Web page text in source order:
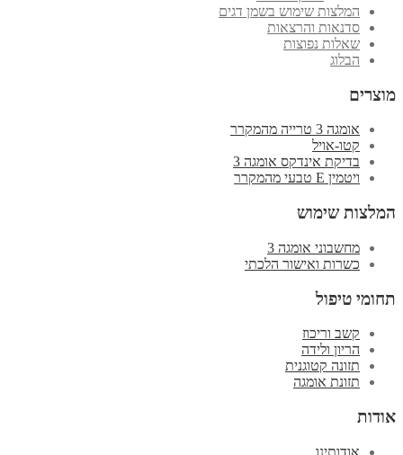
המלצות שימוש בשמן דגים
סדנאות והרצאות
שאלות נפוצות
הבלוג
מוצרים
אומגה 3 טרייה מהמקרר
קטו-אויל
בדיקת אינדקס אומגה 3
ויטמין E טבעי מהמקרר
המלצות שימוש
מחשבוני אומגה 3
כשרות ואישור הלכתי
תחומי טיפול
קשב וריכוז
הריון ולידה
תזונה קטוגנית
תזונת אומגה
אודות
אודותינו